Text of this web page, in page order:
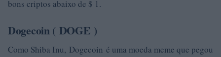
bons criptos abaixo de $ 1.
Dogecoin ( DOGE )
Como Shiba Inu, Dogecoin é uma moeda meme que pegou